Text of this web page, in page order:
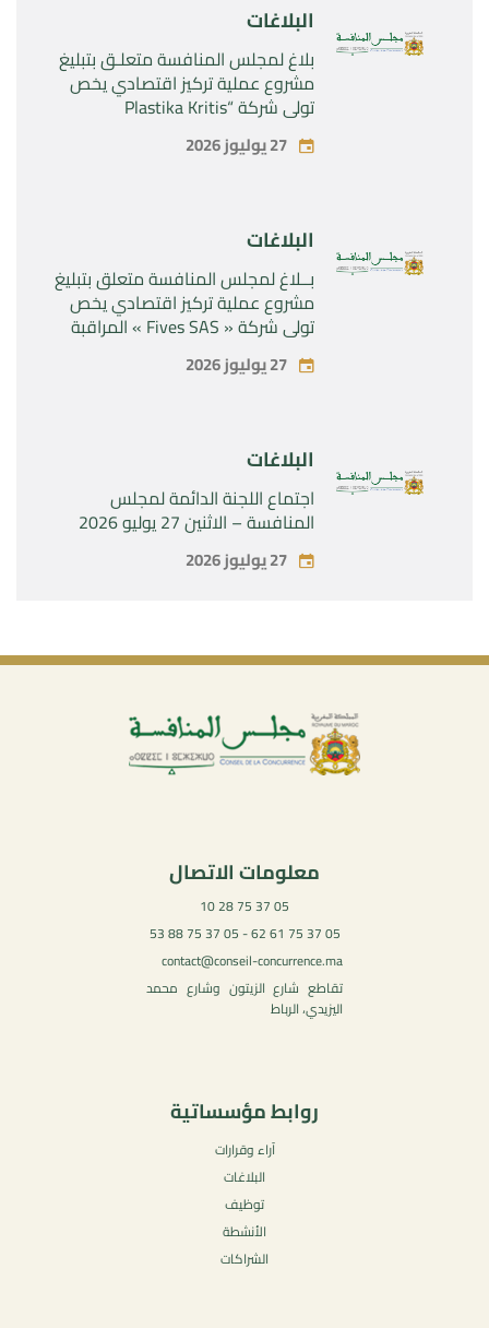
البلاغات
بلاغ لمجلس المنافسة متعلـق بتبليغ
مشروع عملية تركيز اقتصادي يخص
تولي شركة “Plastika Kritis
SA”المراقبة الحصرية لشركة
“Naturplas Industrial SARL” 27 يوليوز 2026
البلاغات
بــلاغ لمجلس المنافسة متعلق بتبليغ
مشروع عملية تركيز اقتصادي يخص
تولي شركة « Fives SAS » المراقبة
SAS »27 يوليوز 2026
البلاغات
اجتماع اللجنة الدائمة لمجلس
المنافسة – الاثنين 27 يوليو 2026
27 يوليوز 2026
معلومات الاتصال
05 37 75 28 10
05 37 75 61 62 - 05 37 75 88 53
contact@conseil-concurrence.ma
تقاطع شارع الزيتون وشارع محمد
اليزيدي، الرباط
روابط مؤسساتية
آراء وقرارات
البلاغات
توظيف
الأنشطة
الشراكات